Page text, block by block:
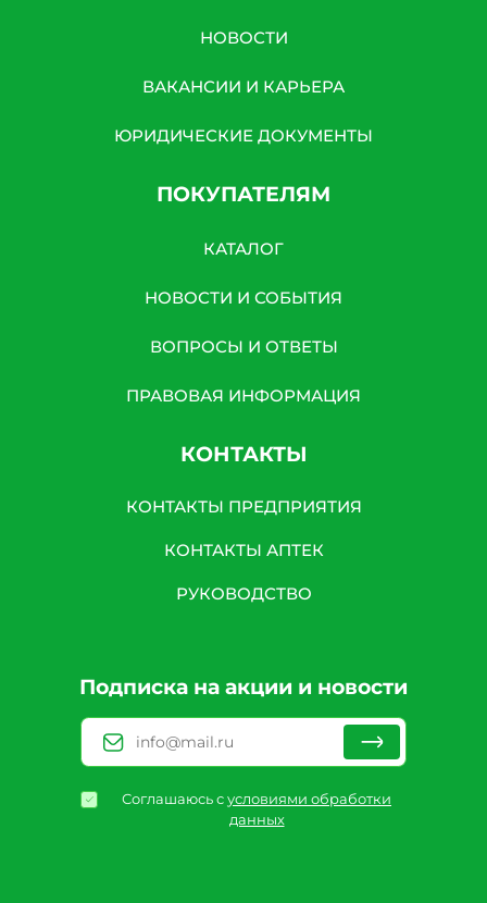
НОВОСТИ
ВАКАНСИИ И КАРЬЕРА
ЮРИДИЧЕСКИЕ ДОКУМЕНТЫ
ПОКУПАТЕЛЯМ
КАТАЛОГ
НОВОСТИ И СОБЫТИЯ
ВОПРОСЫ И ОТВЕТЫ
ПРАВОВАЯ ИНФОРМАЦИЯ
КОНТАКТЫ
КОНТАКТЫ ПРЕДПРИЯТИЯ
КОНТАКТЫ АПТЕК
РУКОВОДСТВО
Подписка на акции и новости
Соглашаюсь сусловиями обработки
данных